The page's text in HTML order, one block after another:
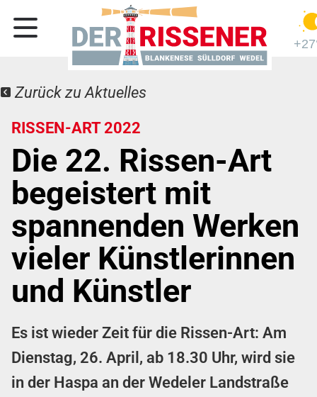
Zurück zu Aktuelles
RISSEN-ART 2022
Die 22. Rissen-Art
begeistert mit
spannenden Werken
vieler Künstlerinnen
und Künstler
Es ist wieder Zeit für die Rissen-Art: Am
Dienstag, 26. April, ab 18.30 Uhr, wird sie
in der Haspa an der Wedeler Landstraße